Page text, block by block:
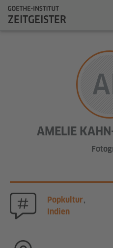
ZEITGEISTER
AMELIE
Popkultur,
Indien